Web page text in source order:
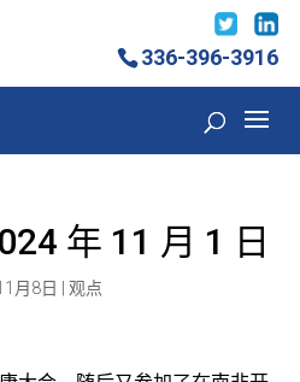
336-396-3916
年 11 月 1 日
月8日 |观点